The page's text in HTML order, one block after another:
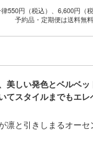
550円（税込）、6,600円（
予約品・定期便は送料無料
美しい発色とベルベッ
てスタイルまでもエ
凛と引きしまるオー